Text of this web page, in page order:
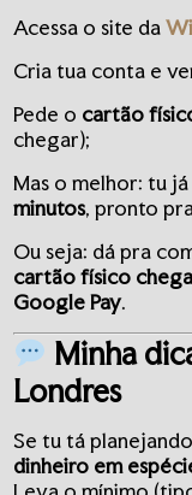
Acessa o site da
Cria tua conta e
Pede o cartão
chegar);
Mas o melhor: tu
minutos, pronto
Ou seja: dá pra
cartão físico
Google Pay.
Minha
Londres
Se tu tá
dinheiro em